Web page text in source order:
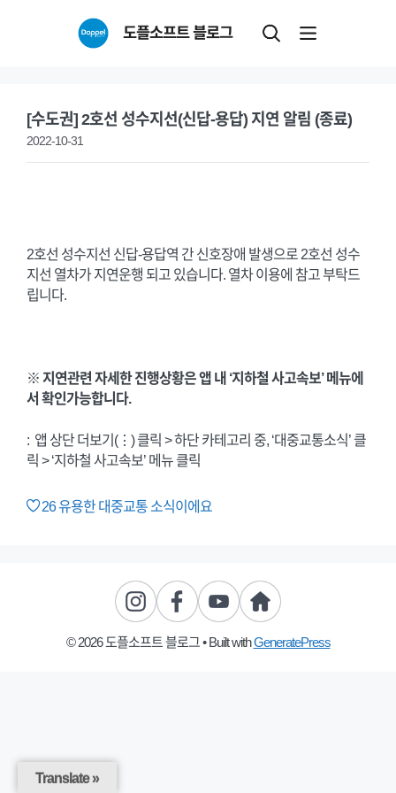
도플소프트 블로그
[수도권] 2호선 성수지선(신답-용답) 지연 알림 (종료)
2022-10-31
2호선 성수지선 신답-용답역 간 신호장애 발생으로 2호선 성수
지선 열차가 지연운행 되고 있습니다. 열차 이용에 참고 부탁드
립니다.
※ 지연관련 자세한 진행상황은 앱 내 ‘지하철 사고속보’ 메뉴에
서 확인가능합니다.
: 앱 상단 더보기(⋮) 클릭 > 하단 카테고리 중, ‘대중교통소식’ 클
릭 > ‘지하철 사고속보’ 메뉴 클릭
26유용한 대중교통 소식이에요
© 2026 도플소프트 블로그• Built withGeneratePress
Translate »